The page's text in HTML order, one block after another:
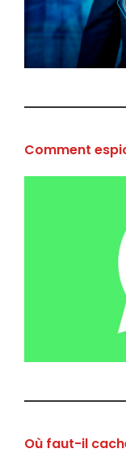
Comment
Où faut-il